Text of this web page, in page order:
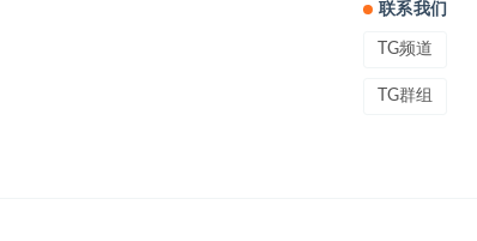
联系我们
TG频道
TG群组